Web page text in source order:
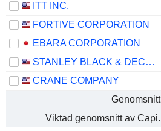
ITT INC.
FORTIVE CORPORATION
EBARA CORPORATION
STANLEY BLACK & DECKER, INC.
CRANE COMPANY
Genomsnitt
Viktad genomsnitt av Capi.